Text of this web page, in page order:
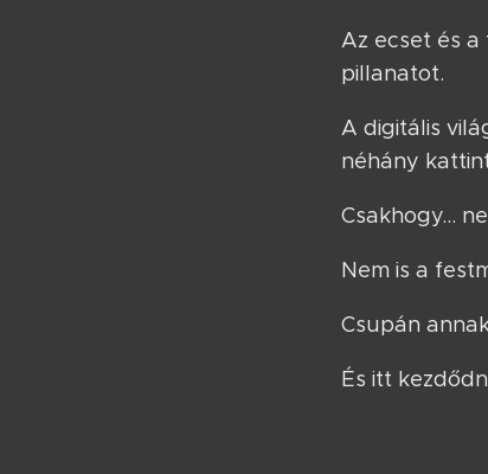
Az ecset és a
pillanatot.
A digitális
néhány
Csakhogy...
Nem is a
Csupán
És itt